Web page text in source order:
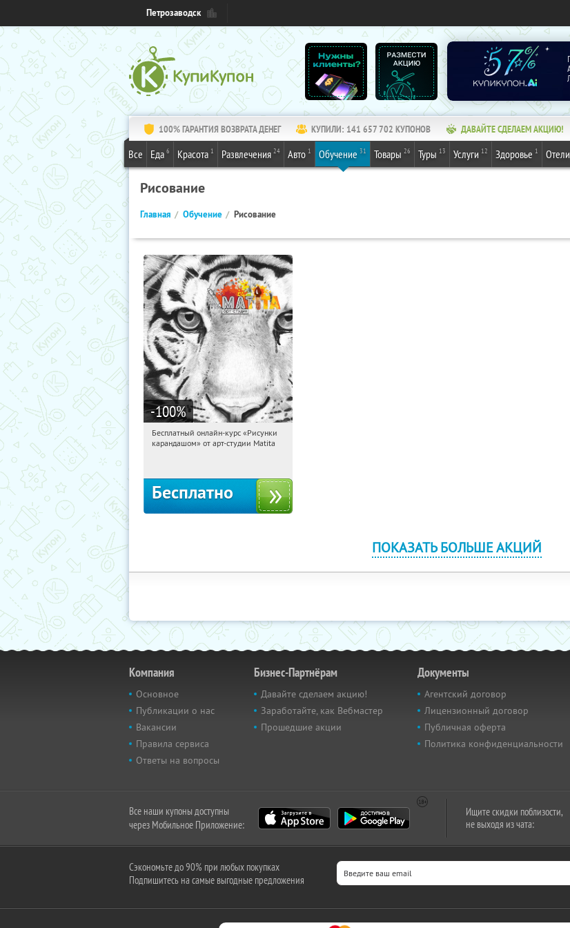
Петрозаводск
100% ГАРАНТИЯ ВОЗВРАТА ДЕНЕГ КУПИЛИ: 141 657 702 КУПОНОВ ДАВАЙТЕ СДЕЛАЕМ АКЦИЮ!
Все Еда 6 Красота 1 Развлечения 24 Авто 1 Обучение 31 Товары 26 Туры 13 Услуги 12 Здоровье 1 Отели
Рисование
Главная Обучение Рисование
-100%
20:40:30 Получили:35
Бесплатный онлайн-курс «Рисунки
карандашом» от арт-студии Matita
Бесплатно
ПОКАЗАТЬ БОЛЬШЕ АКЦИЙ
Компания
Основное
Публикации о нас
Вакансии
Правила сервиса
Ответы на вопросы
Бизнес-Партнёрам
Давайте сделаем акцию!
Заработайте, как Вебмастер
Прошедшие акции
Документы
Агентский договор
Лицензионный договор
Публичная оферта
Политика конфиденциальности
Все наши купоны доступны
через Мобильное Приложение:
Ищите скидки поблизости,
не выходя из чата:
Сэкономьте до 90% при любых покупках
Подпишитесь на самые выгодные предложения